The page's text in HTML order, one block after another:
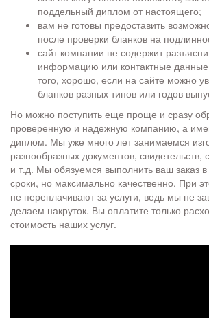
поддельный диплом от настоящего;
вам не готовы предоставить
после проверки бланков на
сайт компании не содержит
информацию или контактные
того, хорошо, если на сайте можно
бланков разных типов или годов
Но можно поступить еще проще и сразу
проверенную и надежную компанию, а
диплом. Мы уже много лет занимаемся
разнообразных документов, свидетельств,
и т.д. Мы обязуемся выполнить ваш заказ
сроки, но максимально качественно. При
не переплачивают за услуги, ведь мы не
делаем накруток. Вы оплатите только
стоимость наших услуг.